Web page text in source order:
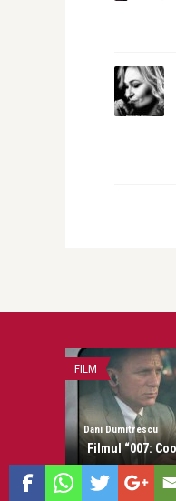
Skyfall” – lid
...